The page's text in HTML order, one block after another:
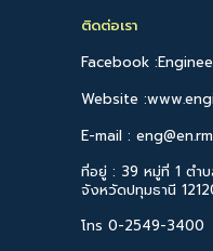
ติดต่อเรา
Facebook
Website
E-mail :
ที่อยู่ : 39 หมู่ที่ 1 ตำ
จังหวัดปทุมธานี
โทร 0-2549-3400